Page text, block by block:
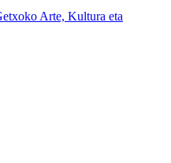
Arte, Kultura eta